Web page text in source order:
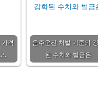
가격
.
음주운전 처벌 기준의
된 수치와 벌금은